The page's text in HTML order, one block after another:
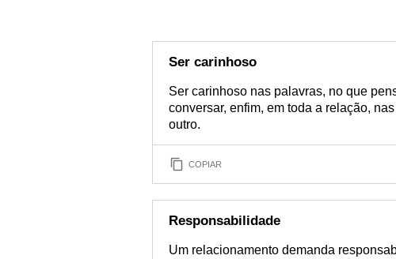
Ser carinhoso
Ser carinhoso nas palavras, no que
conversar, enfim, em toda a relação,
outro.
COPIAR
Responsabilidade
Um relacionamento demanda